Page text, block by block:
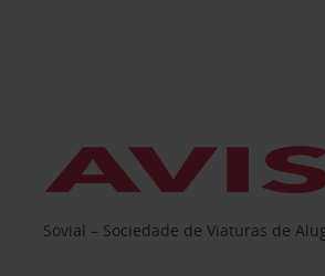
Sovial – Sociedade de Viaturas de